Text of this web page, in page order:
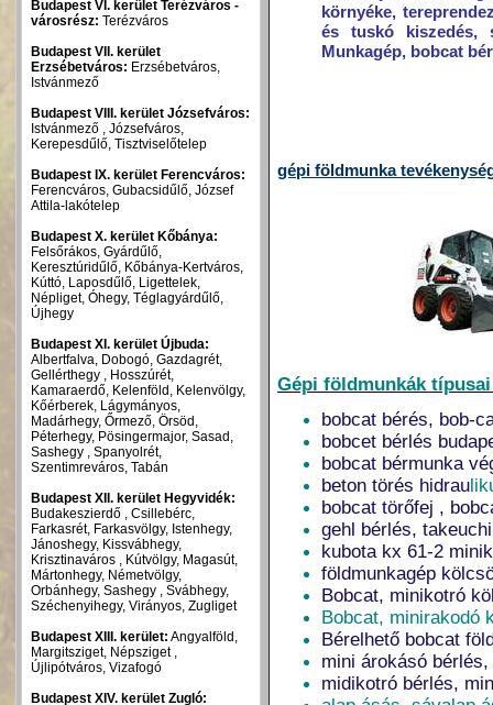
Budapest VI. kerület Terézváros -
városrész: Terézváros
Budapest VII. kerület
Erzsébetváros: Erzsébetváros,
Istvánmező
Budapest VIII. kerület Józsefváros:
Istvánmező , Józsefváros,
Kerepesdűlő, Tisztviselőtelep
Budapest IX. kerület Ferencváros:
Ferencváros, Gubacsidűlő, József
Attila-lakótelep
Budapest X. kerület Kőbánya:
Felsőrákos, Gyárdűlő,
Keresztúridűlő, Kőbánya-Kertváros,
Kúttó, Laposdűlő, Ligettelek,
Népliget, Óhegy, Téglagyárdűlő,
Újhegy
Budapest XI. kerület Újbuda:
Albertfalva, Dobogó, Gazdagrét,
Gellérthegy , Hosszúrét,
Kamaraerdő, Kelenföld, Kelenvölgy,
Kőérberek, Lágymányos,
Madárhegy, Őrmező, Örsöd,
Péterhegy, Pösingermajor, Sasad,
Sashegy , Spanyolrét,
Szentimreváros, Tabán
Budapest XII. kerület Hegyvidék:
Budakeszierdő , Csillebérc,
Farkasrét, Farkasvölgy, Istenhegy,
Jánoshegy, Kissvábhegy,
Krisztinaváros , Kútvölgy, Magasút,
Mártonhegy, Németvölgy,
Orbánhegy, Sashegy , Svábhegy,
Széchenyihegy, Virányos, Zugliget
Budapest XIII. kerület: Angyalföld,
Margitsziget, Népsziget ,
Újlipótváros, Vizafogó
Budapest XIV. kerület Zugló:
környéke,
és tuskó kiszedés,
Munkagép, bobcat
gépi földmunka
Gépi földmunkák
bobcat bérés, bob-
bobcet bérlés
bobcat bérmunka
beton törés hidraul
bobcat törőfej ,
gehl bérlés,
kubota kx 61-2
földmunkagép
Bobcat, minikotró
Bobcat, minirakodó
Bérelhető bobcat
mini árokásó
midikotró bérlés,